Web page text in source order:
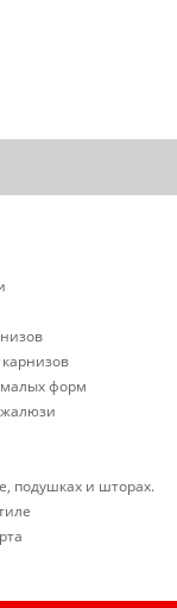
форм
жалюзи
подушках и шторах.